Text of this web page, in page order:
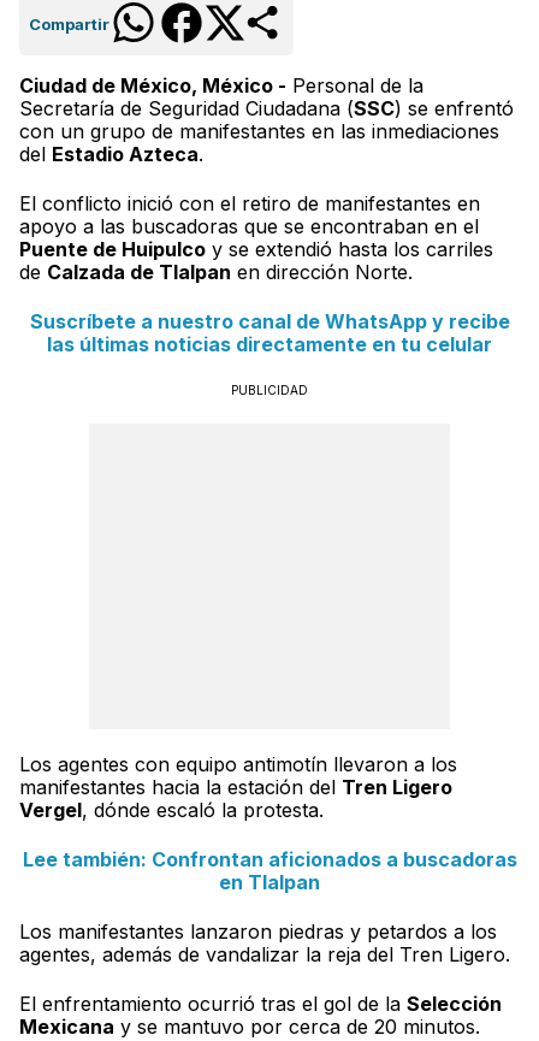
Compartir
Ciudad de México, México - Personal de la
Secretaría de Seguridad Ciudadana (SSC) se enfrentó
con un grupo de manifestantes en las inmediaciones
del Estadio Azteca.
El conflicto inició con el retiro de manifestantes en
apoyo a las buscadoras que se encontraban en el
Puente de Huipulco y se extendió hasta los carriles
de Calzada de Tlalpan en dirección Norte.
Suscríbete a nuestro canal de WhatsApp y recibe
las últimas noticias directamente en tu celular
PUBLICIDAD
Los agentes con equipo antimotín llevaron a los
manifestantes hacia la estación del Tren Ligero
Vergel, dónde escaló la protesta.
Lee también: Confrontan aficionados a buscadoras
en Tlalpan
Los manifestantes lanzaron piedras y petardos a los
agentes, además de vandalizar la reja del Tren Ligero.
El enfrentamiento ocurrió tras el gol de la Selección
Mexicana y se mantuvo por cerca de 20 minutos.